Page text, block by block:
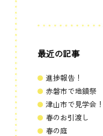
最近の記事
進捗報告！
赤磐市で地鎮祭
津山市で見学会！
春のお引渡し
春の庭